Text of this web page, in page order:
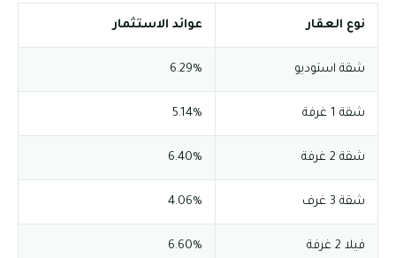
نوع العقار عوائد الاستثمار
شقة استوديو 6.29%
شقة 1 غرفة 5.14%
شقة 2 غرفة 6.40%
شقة 3 غرف 4.06%
فيلا 2 غرفة 6.60%